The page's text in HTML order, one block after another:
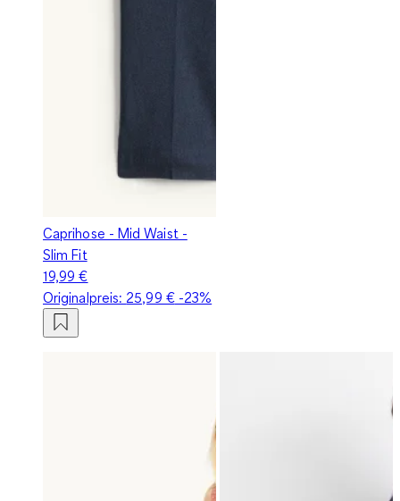
Caprihose - Mid Waist -
Slim Fit
19,99 €
Originalpreis: 25,99 €-23%